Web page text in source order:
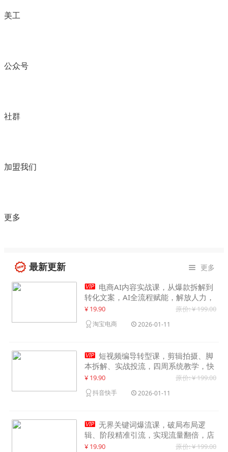
美工
公众号
社群
加盟我们
更多
最新更新  更多
 电商AI内容实战课，从爆款拆解到
转化文案，AI全流程赋能，解放人力，
单月节省内容成本数万元
¥ 19.90 原价: ¥ 199.00
淘宝电商 2026-01-11
 短视频编导转型课，剪辑拍摄、脚
本拆解、实战投流，四周系统教学，快
速入行月入2w+
¥ 19.90 原价: ¥ 199.00
抖音快手 2026-01-11
 无界关键词爆流课，破局布局逻
辑、阶段精准引流，实现流量翻倍，店
铺业绩增长50%+
¥ 19.90 原价: ¥ 199.00